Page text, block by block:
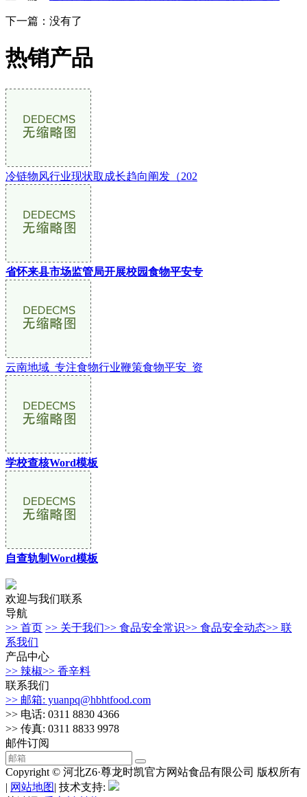
下一篇：没有了
热销产品
冷链物风行业现状取成长趋向阐发（202
省怀来县市场监管局开展校园食物平安专
云南地域_专注食物行业鞭策食物平安_资
学校查核Word模板
自查轨制Word模板
欢迎与我们联系
导航
>> 首页 >> 关于我们>> 食品安全常识>> 食品安全动态>> 联
系我们
产品中心
>> 辣椒>> 香辛料
联系我们
>> 邮箱: yuanpq@hbhtfood.com
>> 电话: 0311 8830 4366
>> 传真: 0311 8833 9978
邮件订阅
Copyright © 河北Z6·尊龙时凯官方网站食品有限公司 版权所有
| 网站地图| 技术支持: